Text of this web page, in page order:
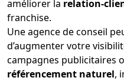
améliorer la relation-
franchise.
Une agence de conseil
d’augmenter votre
campagnes publicitaires
référencement naturel,